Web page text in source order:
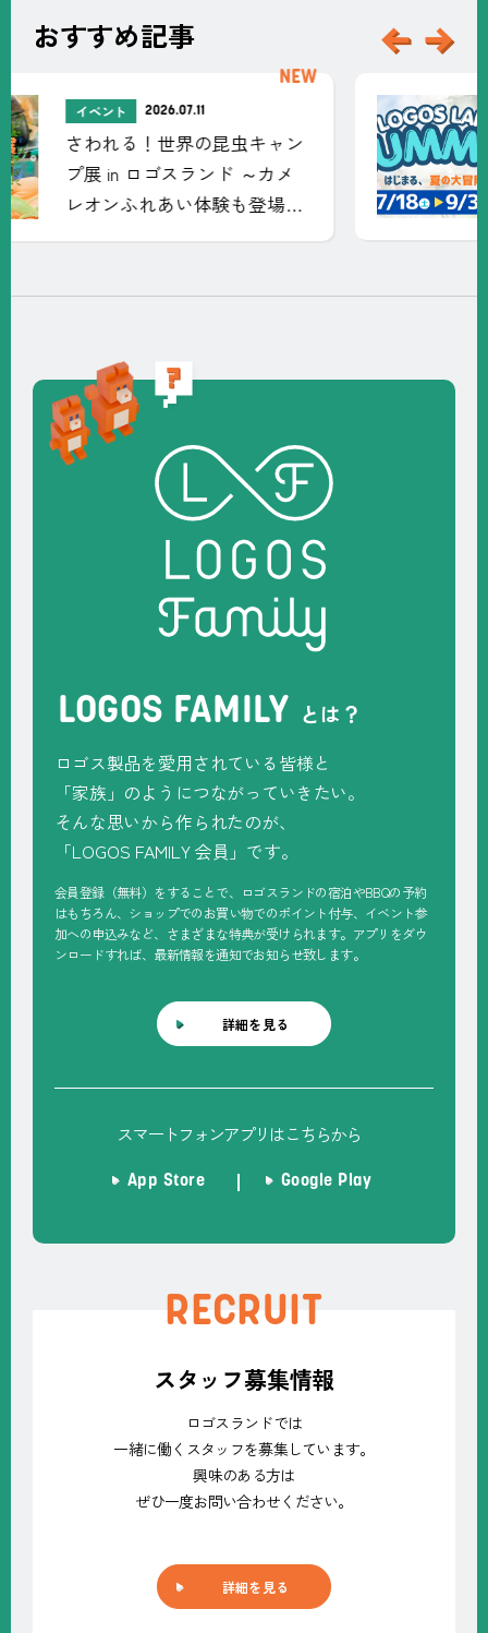
おすすめ記事
LOGOS LAND SUMMER ～夏
休みはロゴスランドへ～
LOGOS FAMILY とは？
ロゴス製品を愛用されている皆様と
「家族」のようにつながっていきたい。
そんな思いから作られたのが、
「LOGOS FAMILY会員」です。
会員登録（無料）をすることで、ロゴスランドの宿泊やBBQの予約
はもちろん、ショップでのお買い物でのポイント付与、イベント参
加への申込みなど、さまざまな特典が受けられます。アプリをダウ
ンロードすれば、最新情報を通知でお知らせ致します。
詳細を見る
スマートフォンアプリはこちらから
App Store Google Play
RECRUIT
スタッフ募集情報
ロゴスランドでは
一緒に働くスタッフを募集しています。
興味のある方は
ぜひ一度お問い合わせください。
詳細を見る